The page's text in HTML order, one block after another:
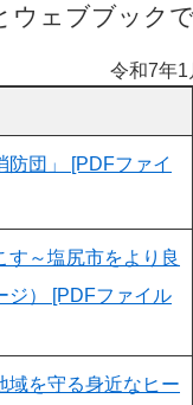
ェブブックで
令和7年1
防団」 [PDFファイ
～塩尻市をより良
ジ） [PDFファイル
域を守る身近なヒー